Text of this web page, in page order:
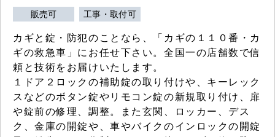
販売可 工事・取付可
カギと錠・防犯のことなら、「カギの１１０番・カ
ギの救急車」にお任せ下さい。全国一の店舗数で信
頼と技術をお届けいたします。
１ドア２ロックの補助錠の取り付けや、キーレック
スなどのボタン錠やリモコン錠の新規取り付け、扉
や錠前の修理、調整。また玄関、ロッカー、デス
ク、金庫の開錠や、車やバイクのインロックの開錠